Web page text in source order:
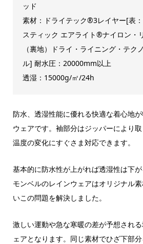
ッド
素材：ドライテック®3レイヤー[表
スティック エアライト®ナイロン・
（裏地）ドライ・ライニング・テク
ル] 耐水圧：20000mm以上
透湿：15000g/㎡/24h
防水、透湿性能に優れる快適な着心地
ウェアです。袖部分はジッパーにより
温度の変化にすぐさま対応できます。
基本的に防水性が上がれば透湿性は下が
モンベルのレインウェアはオリジナル
いこの問題を解決しました。
激しい運動や急な寒暖の差が予想され
ェアとなります。同じ素材でひざ下部